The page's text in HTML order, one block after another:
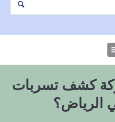
كشف تسربات
الرياض؟